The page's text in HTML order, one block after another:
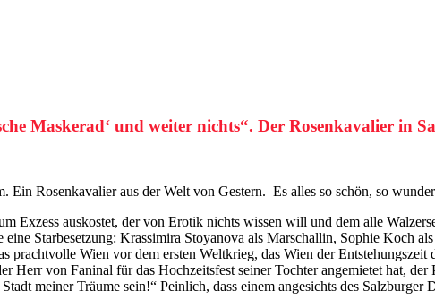
Maskerad‘ und weiter nichts“. Der Rosenkavalier in
Rosenkavalier aus der Welt von Gestern. Es alles so schön, so
Exzess auskostet, der von Erotik nichts wissen will und dem alle
Starbesetzung: Krassimira Stoyanova als Marschallin, Sophie Koch
Wien vor dem ersten Weltkrieg, das Wien der Entstehungszeit
Herr von Faninal für das Hochzeitsfest seiner Tochter angemietet hat,
meiner Träume sein!“ Peinlich, dass einem angesichts des Salzburger